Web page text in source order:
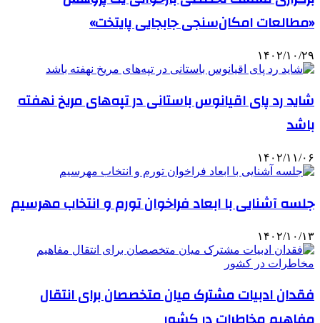
«مطالعات امکان‌سنجی جابجایی پایتخت»
۱۴۰۲/۱۰/۲۹
شاید رد پای اقیانوس باستانی در تپه‌های مریخ نهفته
باشد
۱۴۰۲/۱۱/۰۶
جلسه آشنایی با ابعاد فراخوان تورم و انتخاب مهرسیم
۱۴۰۲/۱۰/۱۳
فقدان ادبیات مشترک میان متخصصان برای انتقال